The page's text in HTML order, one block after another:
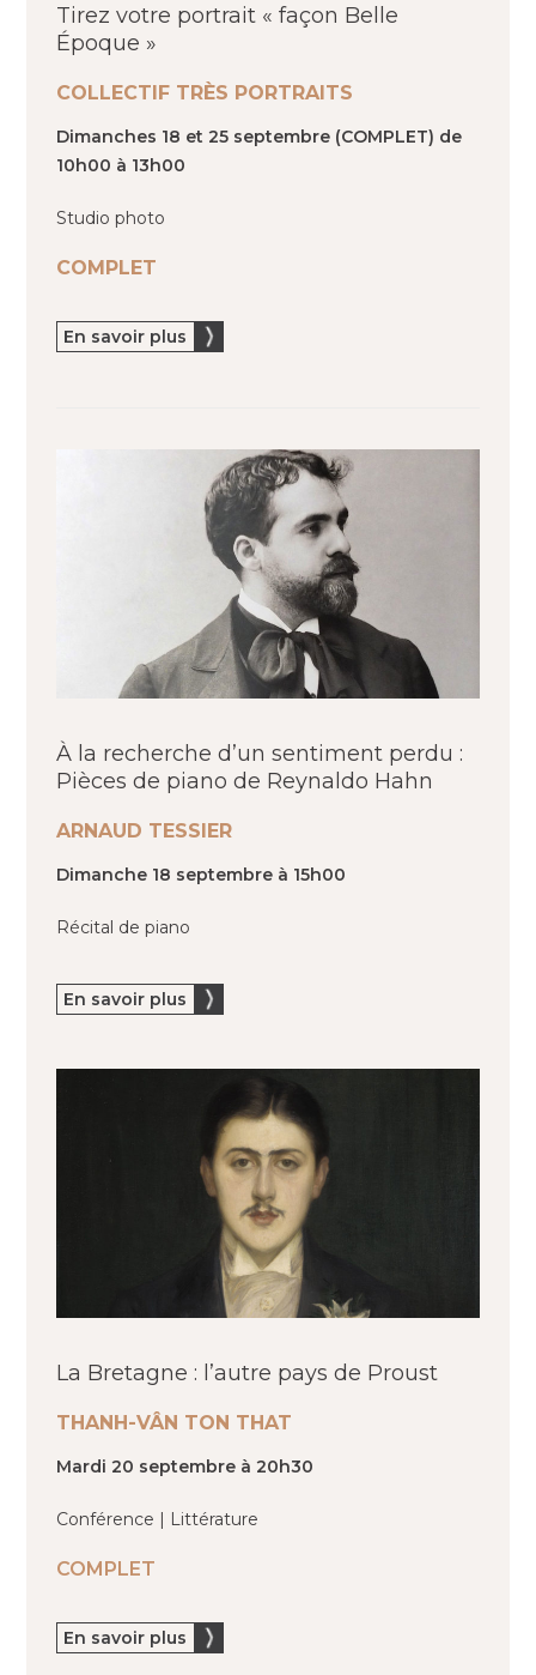
Tirez votre portrait « façon Belle
Époque »
COLLECTIF TRÈS PORTRAITS
Dimanches 18 et 25 septembre (COMPLET) de
10h00 à 13h00
Studio photo
COMPLET
En savoir plus
À la recherche d’un sentiment perdu :
Pièces de piano de Reynaldo Hahn
ARNAUD TESSIER
Dimanche 18 septembre à 15h00
Récital de piano
En savoir plus
La Bretagne : l’autre pays de Proust
THANH-VÂN TON THAT
Mardi 20 septembre à 20h30
Conférence | Littérature
COMPLET
En savoir plus